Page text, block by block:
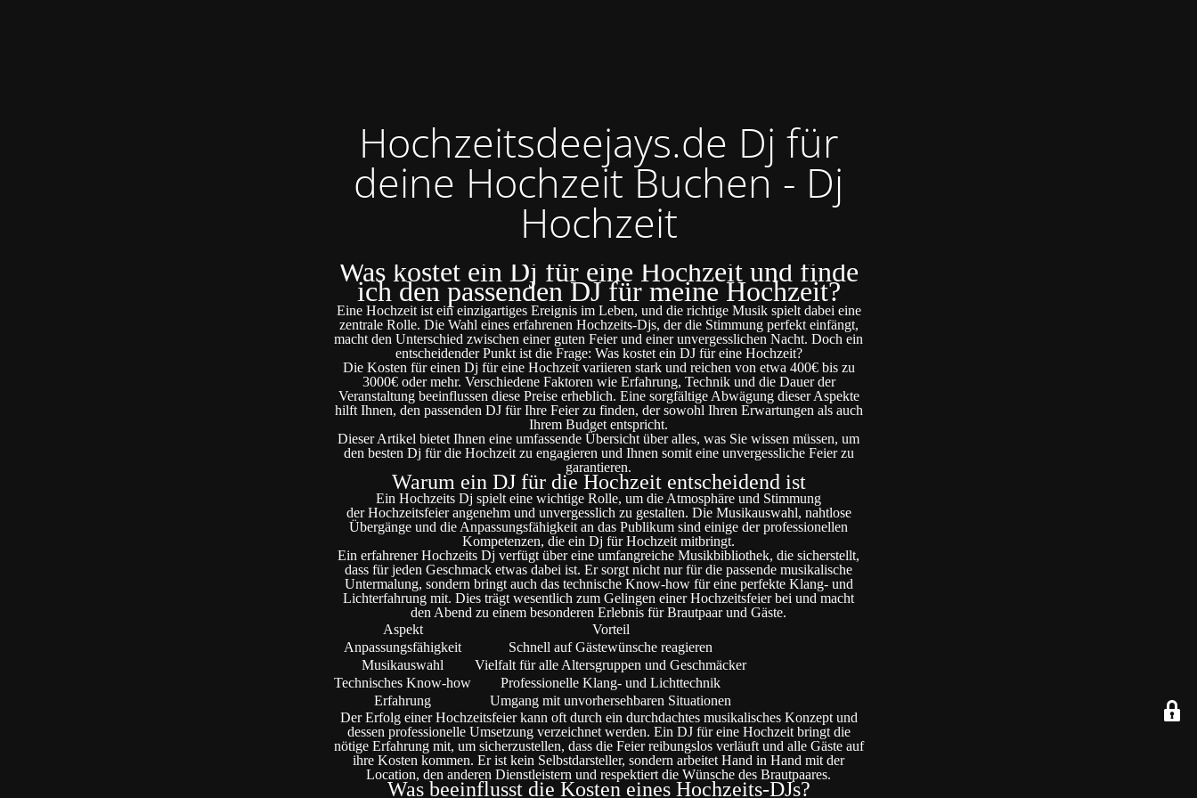
Hochzeitsdeejays.de Dj für
deine Hochzeit Buchen - Dj
Hochzeit
Was kostet ein Dj für eine Hochzeit und finde
ich den passenden DJ für meine Hochzeit?
Eine Hochzeit ist ein einzigartiges Ereignis im Leben, und die richtige Musik spielt dabei eine
zentrale Rolle. Die Wahl eines erfahrenen Hochzeits-Djs, der die Stimmung perfekt einfängt,
macht den Unterschied zwischen einer guten Feier und einer unvergesslichen Nacht. Doch ein
entscheidender Punkt ist die Frage: Was kostet ein DJ für eine Hochzeit?
Die Kosten für einen Dj für eine Hochzeit variieren stark und reichen von etwa 400€ bis zu
3000€ oder mehr. Verschiedene Faktoren wie Erfahrung, Technik und die Dauer der
Veranstaltung beeinflussen diese Preise erheblich. Eine sorgfältige Abwägung dieser Aspekte
hilft Ihnen, den passenden DJ für Ihre Feier zu finden, der sowohl Ihren Erwartungen als auch
Ihrem Budget entspricht.
Dieser Artikel bietet Ihnen eine umfassende Übersicht über alles, was Sie wissen müssen, um
den besten Dj für die Hochzeit zu engagieren und Ihnen somit eine unvergessliche Feier zu
garantieren.
Warum ein DJ für die Hochzeit entscheidend ist
Ein Hochzeits Dj spielt eine wichtige Rolle, um die Atmosphäre und Stimmung
der Hochzeitsfeier angenehm und unvergesslich zu gestalten. Die Musikauswahl, nahtlose
Übergänge und die Anpassungsfähigkeit an das Publikum sind einige der professionellen
Kompetenzen, die ein Dj für Hochzeit mitbringt.
Ein erfahrener Hochzeits Dj verfügt über eine umfangreiche Musikbibliothek, die sicherstellt,
dass für jeden Geschmack etwas dabei ist. Er sorgt nicht nur für die passende musikalische
Untermalung, sondern bringt auch das technische Know-how für eine perfekte Klang- und
Lichterfahrung mit. Dies trägt wesentlich zum Gelingen einer Hochzeitsfeier bei und macht
den Abend zu einem besonderen Erlebnis für Brautpaar und Gäste.
Aspekt
Vorteil
Anpassungsfähigkeit
Schnell auf Gästewünsche reagieren
Musikauswahl
Vielfalt für alle Altersgruppen und Geschmäcker
Technisches Know-how
Professionelle Klang- und Lichttechnik
Erfahrung
Umgang mit unvorhersehbaren Situationen
Der Erfolg einer Hochzeitsfeier kann oft durch ein durchdachtes musikalisches Konzept und
dessen professionelle Umsetzung verzeichnet werden. Ein DJ für eine Hochzeit bringt die
nötige Erfahrung mit, um sicherzustellen, dass die Feier reibungslos verläuft und alle Gäste auf
ihre Kosten kommen. Er ist kein Selbstdarsteller, sondern arbeitet Hand in Hand mit der
Location, den anderen Dienstleistern und respektiert die Wünsche des Brautpaares.
Was beeinflusst die Kosten eines Hochzeits-DJs?